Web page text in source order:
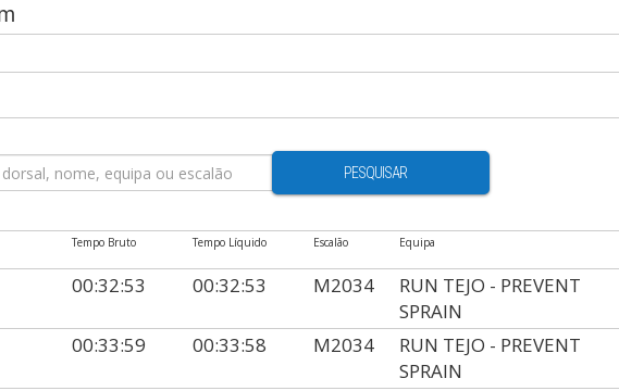
PESQUISAR
Tempo Bruto Tempo Líquido Escalão Equipa
00:32:53 00:32:53 M2034
RUN TEJO - PREVENT
SPRAIN
00:33:59 00:33:58 M2034
RUN TEJO - PREVENT
SPRAIN